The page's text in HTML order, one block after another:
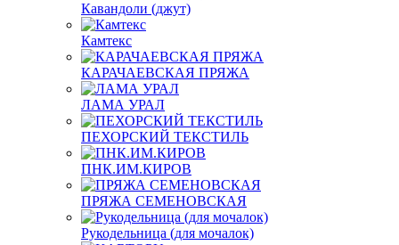
Кавандоли (джут)
Камтекс
КАРАЧАЕВСКАЯ ПРЯЖА
ЛАМА УРАЛ
ПЕХОРСКИЙ ТЕКСТИЛЬ
ПНК.ИМ.КИРОВ
ПРЯЖА СЕМЕНОВСКАЯ
Рукодельница (для мочалок)